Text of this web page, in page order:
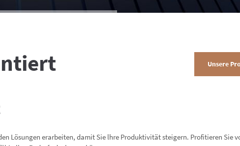
Unsere
Lösungen erarbeiten, damit Sie lhre Produktivität steigern. Profitieren Sie